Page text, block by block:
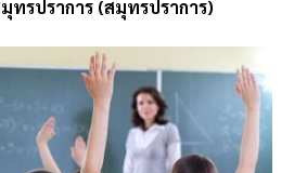
ทรปราการ (สมุทรปราการ)